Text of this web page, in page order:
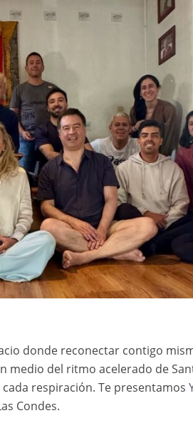
donde reconectar contigo
medio del ritmo acelerado de
respiración. Te presentamos
Condes.